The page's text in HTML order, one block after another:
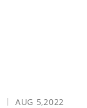
AUG 5,2022